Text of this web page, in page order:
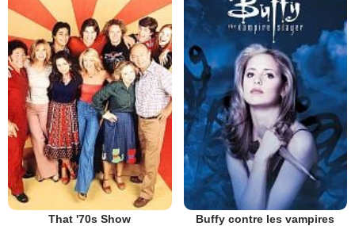
That '70s Show Buffy contre les vampires